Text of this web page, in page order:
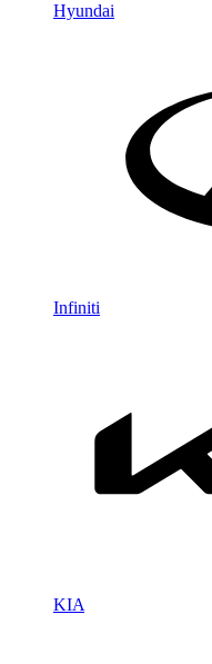
Hyundai
Infiniti
KIA